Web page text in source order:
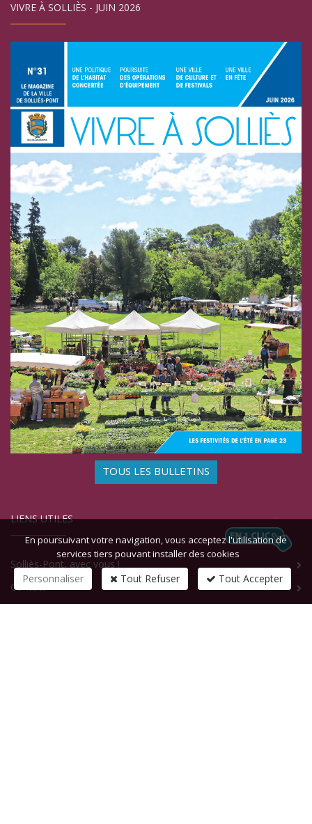
VIVRE À SOLLIÈS - JUIN 2026
TOUS LES BULLETINS
LIENS UTILES
Solliès-Pont, avec vous !
Contact
En poursuivant votre navigation, vous acceptez l'utilisation de
services tiers pouvant installer des cookies
Personnaliser Tout Refuser Tout Accepter